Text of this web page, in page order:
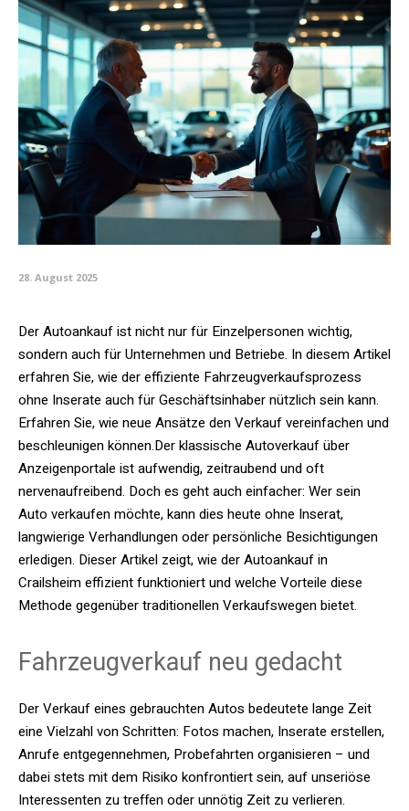
28. August 2025
Der Autoankauf ist nicht nur für Einzelpersonen wichtig,
sondern auch für Unternehmen und Betriebe. In diesem Artikel
erfahren Sie, wie der effiziente Fahrzeugverkaufsprozess
ohne Inserate auch für Geschäftsinhaber nützlich sein kann.
Erfahren Sie, wie neue Ansätze den Verkauf vereinfachen und
beschleunigen können.Der klassische Autoverkauf über
Anzeigenportale ist aufwendig, zeitraubend und oft
nervenaufreibend. Doch es geht auch einfacher: Wer sein
Auto verkaufen möchte, kann dies heute ohne Inserat,
langwierige Verhandlungen oder persönliche Besichtigungen
erledigen. Dieser Artikel zeigt, wie der Autoankauf in
Crailsheim effizient funktioniert und welche Vorteile diese
Methode gegenüber traditionellen Verkaufswegen bietet.
Fahrzeugverkauf neu gedacht
Der Verkauf eines gebrauchten Autos bedeutete lange Zeit
eine Vielzahl von Schritten: Fotos machen, Inserate erstellen,
Anrufe entgegennehmen, Probefahrten organisieren – und
dabei stets mit dem Risiko konfrontiert sein, auf unseriöse
Interessenten zu treffen oder unnötig Zeit zu verlieren.